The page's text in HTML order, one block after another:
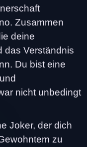
Zusammen
deine
das Verständnis
Du bist eine
nicht unbedingt
Joker, der dich
zu